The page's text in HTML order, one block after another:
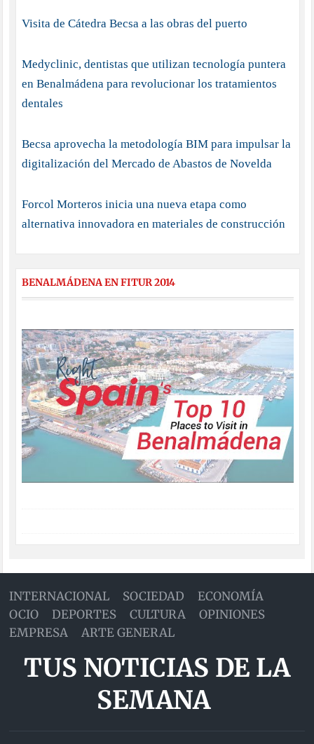
Visita de Cátedra Becsa a las obras del puerto
Medyclinic, dentistas que utilizan tecnología puntera
en Benalmádena para revolucionar los tratamientos
dentales
Becsa aprovecha la metodología BIM para impulsar la
digitalización del Mercado de Abastos de Novelda
Forcol Morteros inicia una nueva etapa como
alternativa innovadora en materiales de construcción
BENALMÁDENA EN FITUR 2014
INTERNACIONAL SOCIEDAD
ECONOMÍA
OCIO
DEPORTES CULTURA
OPINIONES
EMPRESA
ARTE GENERAL
TUS NOTICIAS DE LA
SEMANA